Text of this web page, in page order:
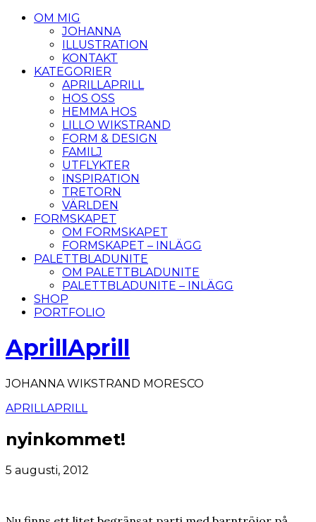
OM MIG
JOHANNA
ILLUSTRATION
KONTAKT
KATEGORIER
APRILLAPRILL
HOS OSS
HEMMA HOS
LILLO WIKSTRAND
FORM & DESIGN
FAMILJ
UTFLYKTER
INSPIRATION
TRETORN
VÄRLDEN
FORMSKAPET
OM FORMSKAPET
FORMSKAPET – INLÄGG
PALETTBLADUNITE
OM PALETTBLADUNITE
PALETTBLADUNITE – INLÄGG
SHOP
PORTFOLIO
AprillAprill
JOHANNA WIKSTRAND MORESCO
APRILLAPRILL
nyinkommet!
5 augusti, 2012